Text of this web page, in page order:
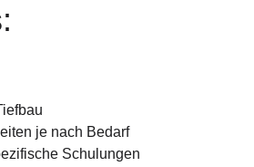
je nach Bedarf
Schulungen